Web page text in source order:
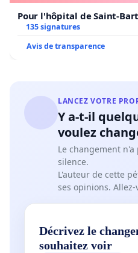
Pour l'hôpital de Saint-
135 signatures
Avis de transparence
LANCEZ VOTRE
Y a-t-il
voulez
Le changement
silence.
L'auteur de cette
ses opinions.
Décrivez le
souhaitez voir